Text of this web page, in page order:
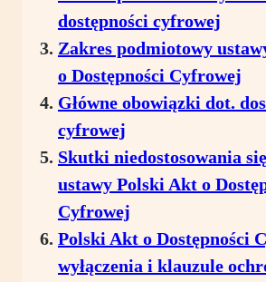
dostępności cyfrowej
Zakres podmiotowy
o Dostępności Cyfrowej
Główne obowiązki dot.
cyfrowej
Skutki niedostosowania
ustawy Polski Akt o
Cyfrowej
Polski Akt o Dostępności
wyłączenia i klauzule